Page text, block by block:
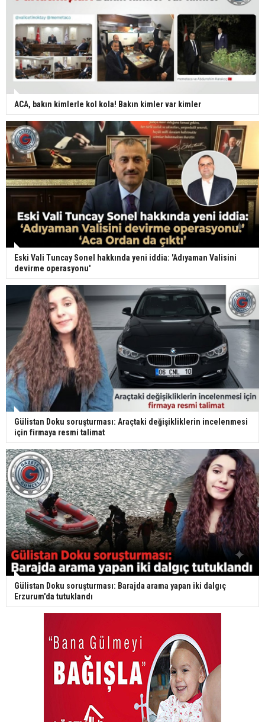
ACA, bakın kimlerle kol kola! Bakın kimler var kimler
Eski Vali Tuncay Sonel hakkında yeni iddia: 'Adıyaman Valisini
devirme operasyonu'
Gülistan Doku soruşturması: Araçtaki değişikliklerin incelenmesi
için firmaya resmi talimat
Gülistan Doku soruşturması: Barajda arama yapan iki dalgıç
Erzurum'da tutuklandı